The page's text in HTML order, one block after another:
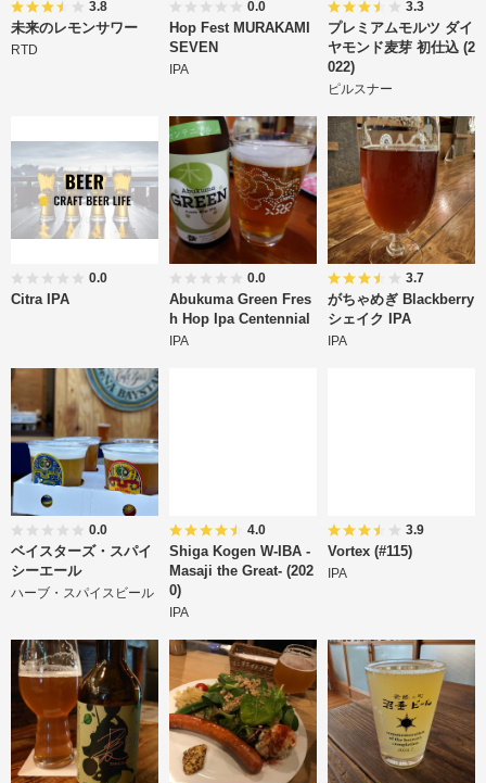
3.8
未来のレモンサワー
RTD
0.0
Hop Fest MURAKAMI
SEVEN
IPA
3.3
プレミアムモルツ ダイ
ヤモンド麦芽 初仕込 (2
022)
ピルスナー
0.0
Citra IPA
0.0
Abukuma Green Fres
h Hop Ipa Centennial
IPA
3.7
がちゃめぎ Blackberry
シェイク IPA
IPA
0.0
ベイスターズ・スパイ
シーエール
ハーブ・スパイスビール
4.0
Shiga Kogen W-IBA -
Masaji the Great- (202
0)
IPA
3.9
Vortex (#115)
IPA